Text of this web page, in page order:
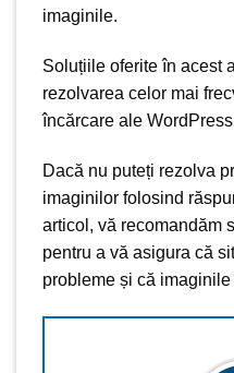
imaginile.
Soluțiile oferite în acest
rezolvarea celor mai
încărcare ale
Dacă nu puteți rezolva
imaginilor folosind
articol, vă recomandăm
pentru a vă asigura că
probleme și că